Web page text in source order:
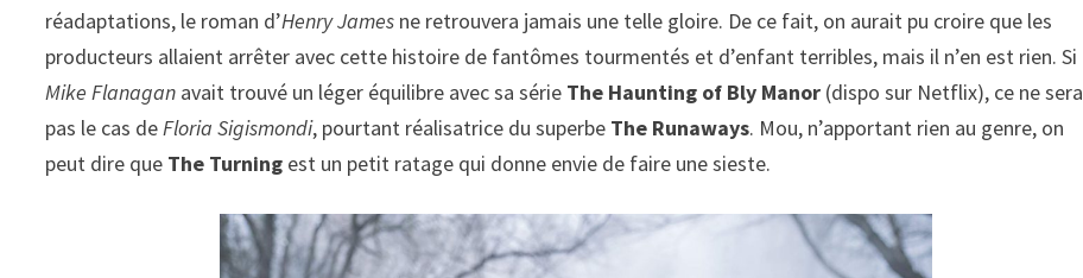
réadaptations, le roman d’Henry James ne retrouvera jamais une telle gloire. De ce fait, on aurait pu croire que les
producteurs allaient arrêter avec cette histoire de fantômes tourmentés et d’enfant terribles, mais il n’en est rien. Si
Mike Flanagan avait trouvé un léger équilibre avec sa série The Haunting of Bly Manor (dispo sur Netflix), ce ne sera
pas le cas deFloria Sigismondi, pourtant réalisatrice du superbe The Runaways. Mou, n’apportant rien au genre, on
peut dire que The Turning est un petit ratage qui donne envie de faire une sieste.